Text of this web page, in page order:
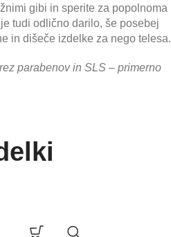
gibi in sperite za popolnoma
tudi odlično darilo, še posebej
in dišeče izdelke za nego telesa.
parabenov in SLS – primerno